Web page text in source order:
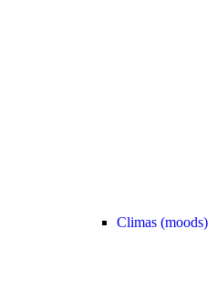
Climas (moods)